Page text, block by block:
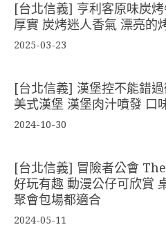
[台北信義] 亨利客原味炭
厚實 炭烤迷人香氣 漂亮的
2025-03-23
[台北信義] 漢堡控不能錯
美式漢堡 漢堡肉汁噴發 口
2024-10-30
[台北信義] 冒險者公會
好玩有趣 動漫公仔可欣賞
聚會包場都適合
2024-05-11